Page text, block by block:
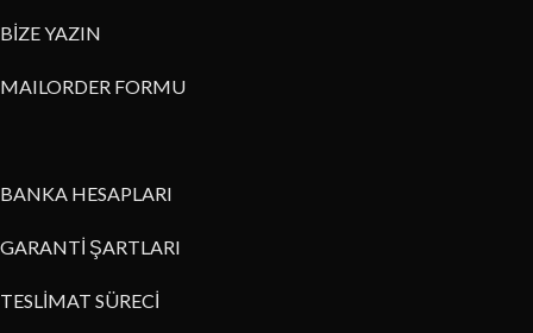
BİZE YAZIN
MAILORDER FORMU
BANKA HESAPLARI
GARANTİ ŞARTLARI
TESLİMAT SÜRECİ